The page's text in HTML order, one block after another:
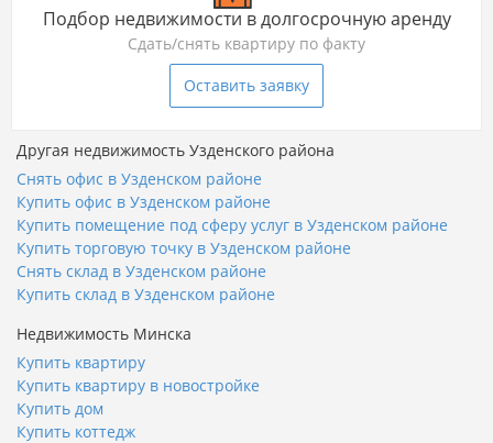
Подбор недвижимости в долгосрочную аренду
Сдать/снять квартиру по факту
Оставить заявку
Другая недвижимость Узденского района
Снять офис в Узденском районе
Купить офис в Узденском районе
Купить помещение под сферу услуг в Узденском районе
Купить торговую точку в Узденском районе
Снять склад в Узденском районе
Купить склад в Узденском районе
Недвижимость Минска
Купить квартиру
Купить квартиру в новостройке
Купить дом
Купить коттедж